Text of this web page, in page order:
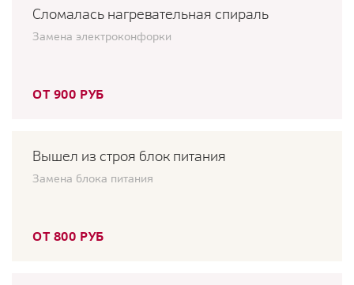
Сломалась нагревательная спираль
Замена электроконфорки
ОТ 900 РУБ
Вышел из строя блок питания
Замена блока питания
ОТ 800 РУБ